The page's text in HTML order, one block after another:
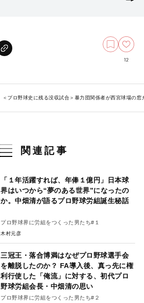
12
＜プロ野球史に残る没収試合＞暴力団関係者が西宮球場の
関連記事
「１年活躍すれば、年俸１億円」日本球
界はいつから“夢のある世界”になったの
か。中畑清が語るプロ野球労組誕生秘話
プロ野球界に労組をつくった男たち#１
木村元彦
三冠王・落合博満はなぜプロ野球選手会
を離脱したのか？ FA導入後、真っ先に権
利行使した「俺流」に対する、初代プロ
野球労組会長・中畑清の思い
プロ野球界に労組をつくった男たち#２